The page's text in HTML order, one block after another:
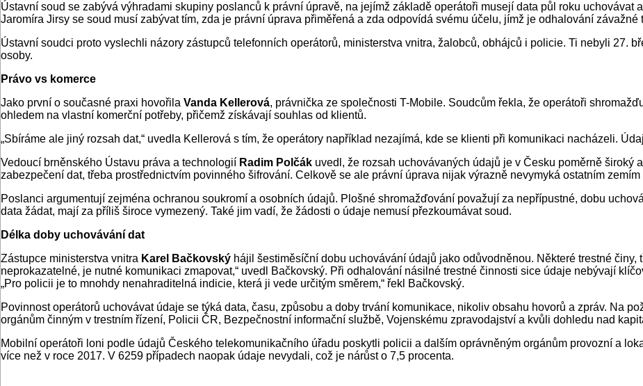
Ústavní soud se zabývá výhradami skupiny poslanců k právní úpravě, na jejímž základě operátoři musejí data půl roku
Jaromíra Jirsy se soud musí zabývat tím, zda je právní úprava přiměřená a zda odpovídá svému účelu, jímž je odhalování
Ústavní soudci proto vyslechli názory zástupců telefonních operátorů, ministerstva vnitra, žalobců, obhájců i policie. Ti nebyli 27.
osoby.
Právo vs komerce
Jako první o současné praxi hovořila Vanda Kellerová, právnička ze společnosti T-Mobile. Soudcům řekla, že operátoři
ohledem na vlastní komerční potřeby, přičemž získávají souhlas od klientů.
„Sbíráme ale jiný rozsah dat,“ uvedla Kellerová s tím, že operátory například nezajímá, kde se klienti při komunikaci nacházeli.
Vedoucí brněnského Ústavu práva a technologií Radim Polčák uvedl, že rozsah uchovávaných údajů je v Česku poměrně široký
zabezpečení dat, třeba prostřednictvím povinného šifrování. Celkově se ale právní úprava nijak výrazně nevymyká ostatním
Poslanci argumentují zejména ochranou soukromí a osobních údajů. Plošné shromažďování považují za nepřípustné, dobu
data žádat, mají za příliš široce vymezený. Také jim vadí, že žádosti o údaje nemusí přezkoumávat soud.
Délka doby uchovávání dat
Zástupce ministerstva vnitra Karel Bačkovský hájil šestiměsíční dobu uchovávání údajů jako odůvodněnou. Některé trestné
neprokazatelné, je nutné komunikaci zmapovat,“ uvedl Bačkovský. Při odhalování násilné trestné činnosti sice údaje nebývají
„Pro policii je to mnohdy nenahraditelná indicie, která ji vede určitým směrem,“ řekl Bačkovský.
Povinnost operátorů uchovávat údaje se týká data, času, způsobu a doby trvání komunikace, nikoliv obsahu hovorů a zpráv. Na
orgánům činným v trestním řízení, Policii ČR, Bezpečnostní informační službě, Vojenskému zpravodajství a kvůli dohledu nad
Mobilní operátoři loni podle údajů Českého telekomunikačního úřadu poskytli policii a dalším oprávněným orgánům provozní a
více než v roce 2017. V 6259 případech naopak údaje nevydali, což je nárůst o 7,5 procenta.